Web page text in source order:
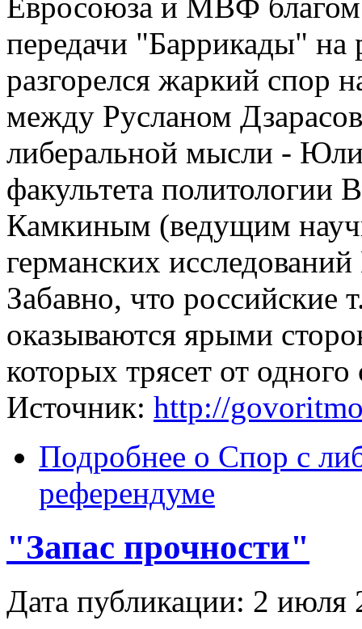
Евросоюза и МВФ благом
передачи "Баррикады"
разгорелся жаркий спор
между Русланом
либеральной мысли -
факультета
Камкиным (ведущим
германских
Забавно, что российские
оказываются ярыми
которых трясет от
Источник: http://
Подробнее о Спор с
референдуме
"Запас прочности"
Дата публикации: 2 июля